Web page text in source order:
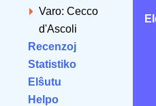
Varo: Cecco
d'Ascoli
Recenzoj
Statistiko
Elŝutu
Helpo